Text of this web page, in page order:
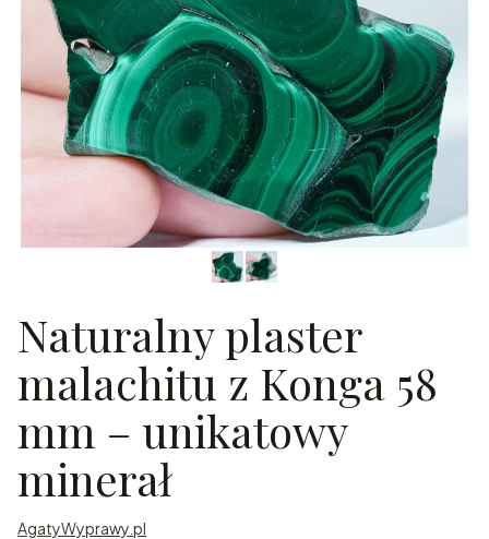
Naturalny plaster
malachitu z Konga 58
mm – unikatowy
minerał
AgatyWyprawy.pl